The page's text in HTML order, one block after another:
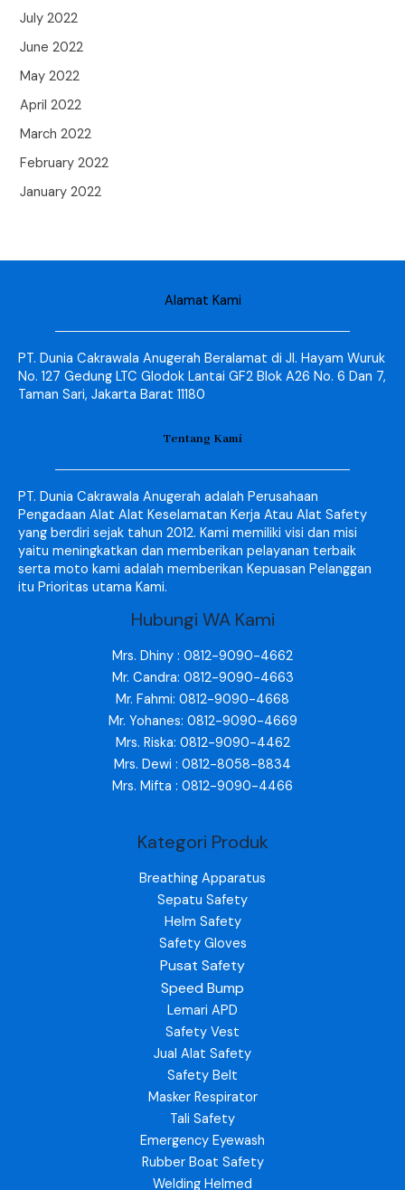
July 2022
June 2022
May 2022
April 2022
March 2022
February 2022
January 2022
Alamat Kami
PT. Dunia Cakrawala Anugerah Beralamat di Jl. Hayam Wuruk
No. 127 Gedung LTC Glodok Lantai GF2 Blok A26 No. 6 Dan 7,
Taman Sari, Jakarta Barat 11180
Tentang Kami
PT. Dunia Cakrawala Anugerah adalah Perusahaan
Pengadaan Alat Alat Keselamatan Kerja Atau Alat Safety
yang berdiri sejak tahun 2012. Kami memiliki visi dan misi
yaitu meningkatkan dan memberikan pelayanan terbaik
serta moto kami adalah memberikan Kepuasan Pelanggan
itu Prioritas utama Kami.
Hubungi WA Kami
Mrs. Dhiny : 0812-9090-4662
Mr. Candra: 0812-9090-4663
Mr. Fahmi: 0812-9090-4668
Mr. Yohanes: 0812-9090-4669
Mrs. Riska: 0812-9090-4462
Mrs. Dewi : 0812-8058-8834
Mrs. Mifta : 0812-9090-4466
Kategori Produk
Breathing Apparatus
Sepatu Safety
Helm Safety
Safety Gloves
Pusat Safety
Speed Bump
Lemari APD
Safety Vest
Jual Alat Safety
Safety Belt
Masker Respirator
Tali Safety
Emergency Eyewash
Rubber Boat Safety
Welding Helmed